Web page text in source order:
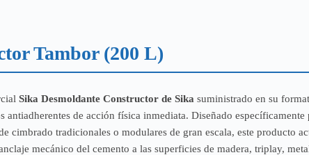
Tambor (200 L)
Sika Desmoldante Constructor de Sika suministrado en su
de acción física inmediata. Diseñado específicamente
cimbrado tradicionales o modulares de gran escala, este producto
mecánico del cemento a las superficies de madera, triplay,